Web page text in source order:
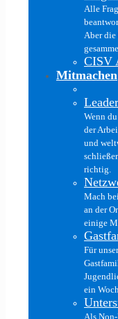
Alle
Aber die
CISV
Mitmachen
Wenn
der
und
richtig.
Mach
an der
einige
Für
ein
Als